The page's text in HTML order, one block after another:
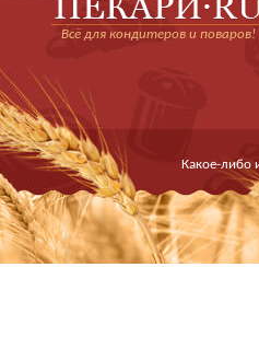
Всё для кондитеров и поваров!
Какое-либо